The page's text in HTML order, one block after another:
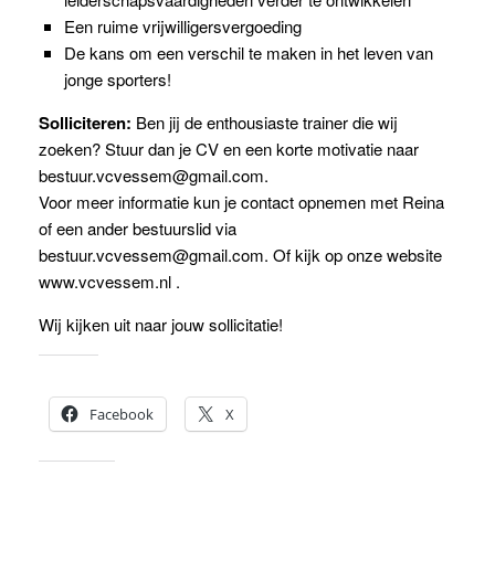
Een ruime vrijwilligersvergoeding
De kans om een verschil te maken in het leven van
jonge sporters!
Solliciteren: Ben jij de enthousiaste trainer die wij
zoeken? Stuur dan je CV en een korte motivatie naar
bestuur.vcvessem@gmail.com.
Voor meer informatie kun je contact opnemen met Reina
of een ander bestuurslid via
bestuur.vcvessem@gmail.com. Of kijk op onze website
www.vcvessem.nl .
Wij kijken uit naar jouw sollicitatie!
Facebook
X